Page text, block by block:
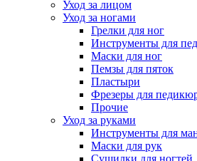
Уход за лицом
Уход за ногами
Грелки для ног
Инструменты для
Маски для ног
Пемзы для пяток
Пластыри
Фрезеры для
Прочие
Уход за руками
Инструменты для
Маски для рук
Сушилки для ногтей